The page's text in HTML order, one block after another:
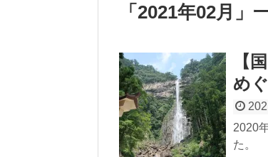
「 2021年02月 」
【
め
2020
た。